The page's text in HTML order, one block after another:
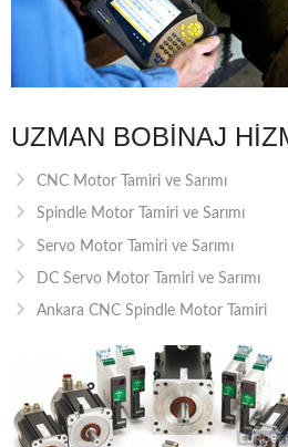
UZMAN BOBINAJ
CNC Motor Tamiri ve Sarımı
Spindle Motor Tamiri ve Sarımı
Servo Motor Tamiri ve Sarımı
DC Servo Motor Tamiri ve Sarımı
Ankara CNC Spindle Motor Tamiri